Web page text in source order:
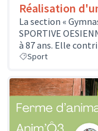
Réalisation
La section «
SPORTIVE
à 87 ans. Elle
Sport